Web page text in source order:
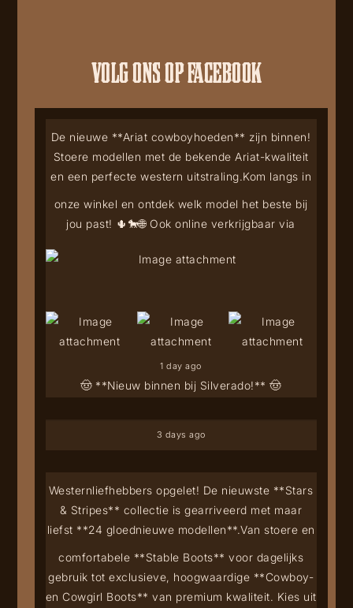
VOLG ONS OP FACEBOOK
🤠 **Nieuw binnen bij Silverado!** 🤠
De nieuwe **Ariat cowboyhoeden** zijn binnen!
Stoere modellen met de bekende Ariat-kwaliteit
en een perfecte western uitstraling.Kom langs in
onze winkel en ontdek welk model het beste bij
jou past! 🌵🐎🌐 Ook online verkrijgbaar via
1 day ago
3 days ago
Westernliefhebbers opgelet! De nieuwste **Stars
& Stripes** collectie is gearriveerd met maar
liefst **24 gloednieuwe modellen**.Van stoere en
comfortabele **Stable Boots** voor dagelijks
gebruik tot exclusieve, hoogwaardige **Cowboy-
en Cowgirl Boots** van premium kwaliteit. Kies uit